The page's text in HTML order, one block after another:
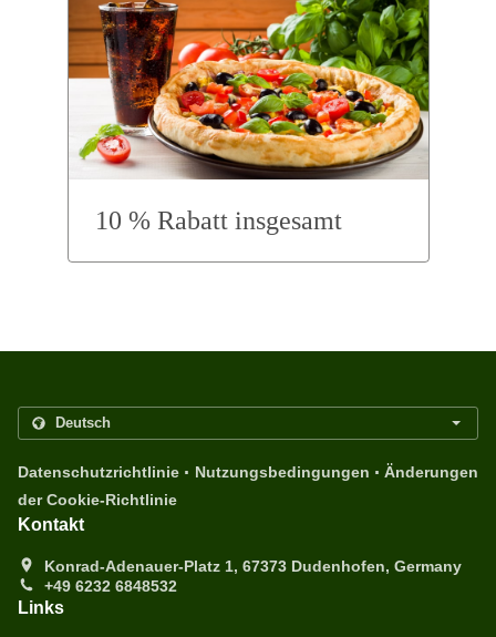
10 % Rabatt insgesamt
Datenschutzrichtlinie . Nutzungsbedingungen . Änderungen
der Cookie-Richtlinie
Kontakt
Konrad-Adenauer-Platz 1, 67373 Dudenhofen, Germany
+49 6232 6848532
Links